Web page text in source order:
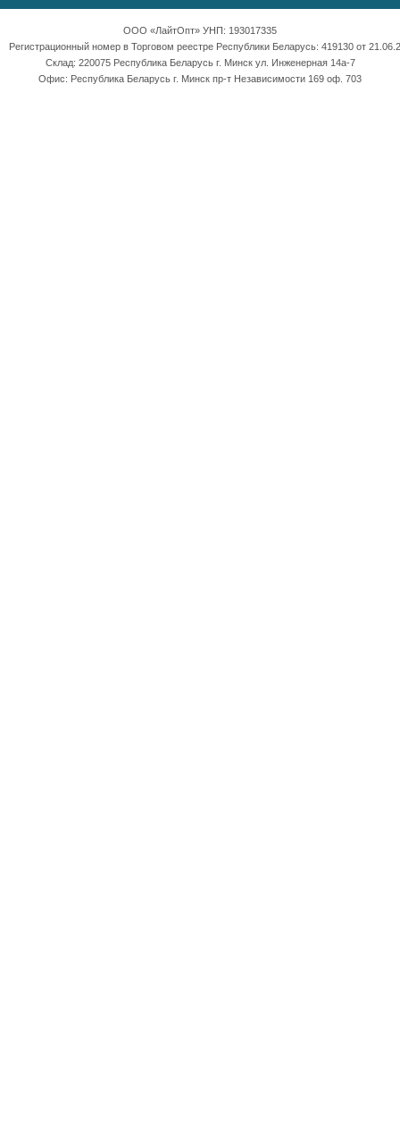
ООО «ЛайтОпт» УНП: 193017335
Регистрационный номер в Торговом реестре Республики Беларусь: 419130 от
Склад: 220075 Республика Беларусь г. Минск ул. Инженерная 14а-7
Офис: Республика Беларусь г. Минск пр-т Независимости 169 оф. 703